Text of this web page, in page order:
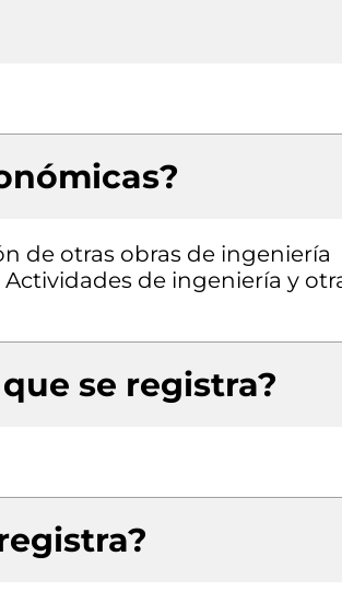
de otras obras de ingeniería
de ingeniería y
se registra?